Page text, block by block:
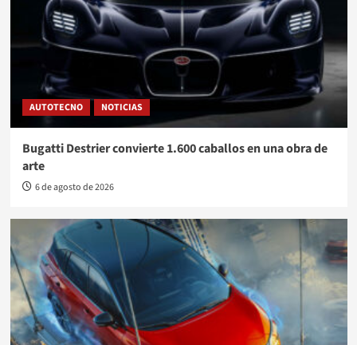
AUTOTECNO NOTICIAS
Bugatti Destrier convierte 1.600 caballos en una obra de
arte
6 de agosto de 2026